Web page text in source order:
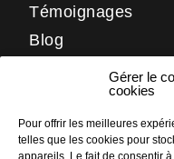
Gérer le
cookies
Pour offrir les meilleures
telles que les cookies pour
appareils. Le fait de consentir
Témoignages
Blog
LinkedIn